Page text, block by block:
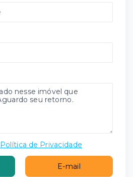
Política de Privacidade
E-mail